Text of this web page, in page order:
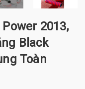
2013,
Black
Toàn